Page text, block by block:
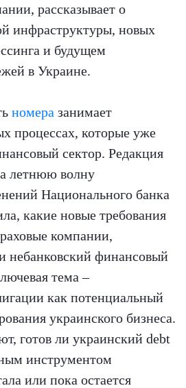
рассказывает о
инфраструктуры, новых
и будущем
в Украине.
номера занимает
процессах, которые уже
сектор. Редакция
летнюю волну
Национального банка
какие новые требования
компании,
небанковский финансовый
тема –
как потенциальный
украинского бизнеса.
готов ли украинский debt
инструментом
или пока остается